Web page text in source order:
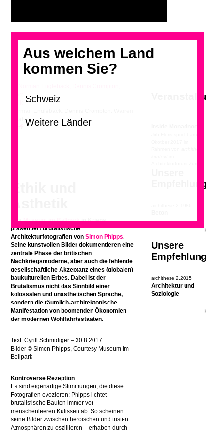
Aus welchem Land
kommen Sie?
Chalk und Ron Herron, Hayward Gallery,
London, 1968
<
DasMuseum im Bellparkin Kriens
präsentiert brutalistische
Architekturfotografien vonSimon Phipps.
Seine kunstvollen Bilder dokumentieren eine
zentrale Phase der britischen
Nachkriegsmoderne, aber auch die fehlende
gesellschaftliche Akzeptanz eines (globalen)
baukulturellen Erbes. Dabei ist der
Brutalismus nicht das Sinnbild einer
kolossalen und unästhetischen Sprache,
sondern die räumlich-architektonische
Manifestation von boomenden Ökonomien
der modernen Wohlfahrtsstaaten.
Text: Cyrill Schmidiger – 30.8.2017
Bilder © Simon Phipps, Courtesy Museum im
Bellpark
Kontroverse Rezeption
Es sind eigenartige Stimmungen, die diese
Fotografien evozieren: Phipps lichtet
brutalistische Bauten immer vor
menschenleeren Kulissen ab. So scheinen
seine Bilder zwischen heroischen und tristen
Atmosphären zu oszillieren – erhaben durch
Empfehlung
Unsere
Empfehlung
archithese 2.2015
Architektur und
Soziologie